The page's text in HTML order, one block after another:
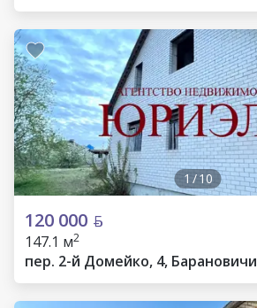
1 /10
120 000
147.1 м2
пер. 2-й Домейко, 4, Барановичи